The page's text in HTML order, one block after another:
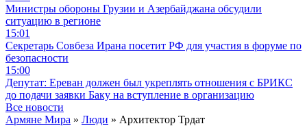
Министры обороны Грузии и Азербайджана обсудили
ситуацию в регионе
15:01
Секретарь Совбеза Ирана посетит РФ для участия в форуме по
безопасности
15:00
Депутат: Ереван должен был укреплять отношения с БРИКС
до подачи заявки Баку на вступление в организацию
Все новости
Армяне Мира » Люди » Архитектор Трдат